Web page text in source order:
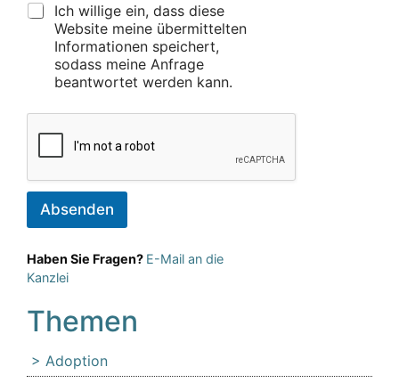
Ich willige ein, dass diese
Website meine übermittelten
Informationen speichert,
sodass meine Anfrage
beantwortet werden kann.
Absenden
Haben Sie Fragen? E-Mail an die
Kanzlei
Themen
Adoption